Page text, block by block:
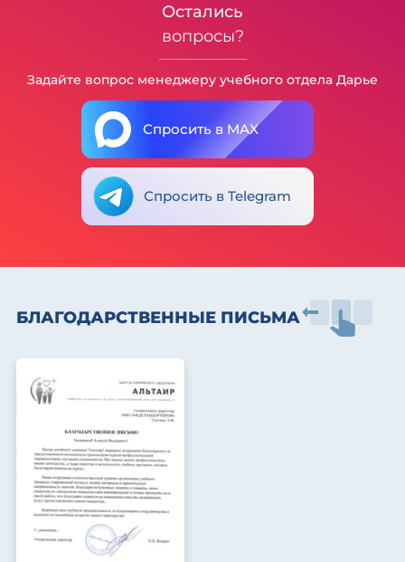
Остались
вопросы?
Задайте вопрос менеджеру учебного отдела Дарье
Спросить в MAX
Спросить в Telegram
БЛАГОДАРСТВЕННЫЕ ПИСЬМА